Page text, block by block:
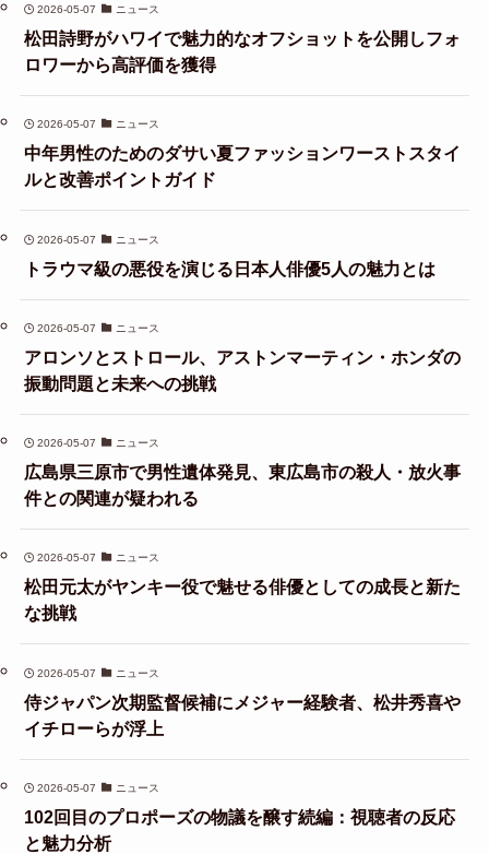
2026-05-07 ニュース
松田詩野がハワイで魅力的なオフショットを公開しフォ
ロワーから高評価を獲得
2026-05-07 ニュース
中年男性のためのダサい夏ファッションワーストスタイ
ルと改善ポイントガイド
2026-05-07 ニュース
トラウマ級の悪役を演じる日本人俳優5人の魅力とは
2026-05-07 ニュース
アロンソとストロール、アストンマーティン・ホンダの
振動問題と未来への挑戦
2026-05-07 ニュース
広島県三原市で男性遺体発見、東広島市の殺人・放火事
件との関連が疑われる
2026-05-07 ニュース
松田元太がヤンキー役で魅せる俳優としての成長と新た
な挑戦
2026-05-07 ニュース
侍ジャパン次期監督候補にメジャー経験者、松井秀喜や
イチローらが浮上
2026-05-07 ニュース
102回目のプロポーズの物議を醸す続編：視聴者の反応
と魅力分析